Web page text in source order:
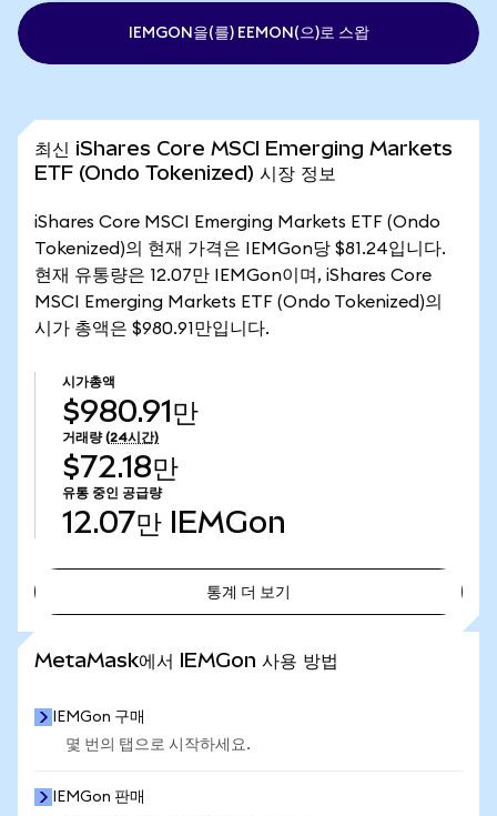
IEMGON을(를) EEMON(으)로 스왑
최신 iShares Core MSCI Emerging Markets
ETF (Ondo Tokenized) 시장 정보
iShares Core MSCI Emerging Markets ETF (Ondo
Tokenized)의 현재 가격은 IEMGon당 $81.24입니다.
현재 유통량은 12.07만 IEMGon이며, iShares Core
MSCI Emerging Markets ETF (Ondo Tokenized)의
시가 총액은 $980.91만입니다.
시가총액
$980.91만
거래량 (24시간)
$72.18만
유통 중인 공급량
12.07만 IEMGon
통계 더 보기
MetaMask에서 IEMGon 사용 방법
IEMGon 구매
몇 번의 탭으로 시작하세요.
IEMGon 판매